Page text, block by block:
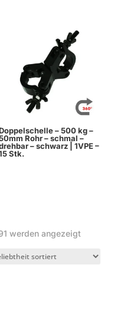
– 500 kg –
Rohr – schmal –
– schwarz | 1VPE –
Stk.
werden angezeigtNach
sortiert